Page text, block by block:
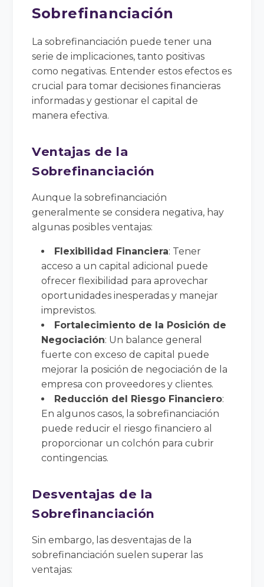
Sobrefinanciación
La sobrefinanciación puede tener una
serie de implicaciones, tanto positivas
como negativas. Entender estos efectos es
crucial para tomar decisiones financieras
informadas y gestionar el capital de
manera efectiva.
Ventajas de la
Sobrefinanciación
Aunque la sobrefinanciación
generalmente se considera negativa, hay
algunas posibles ventajas:
Flexibilidad Financiera: Tener
acceso a un capital adicional puede
ofrecer flexibilidad para aprovechar
oportunidades inesperadas y manejar
imprevistos.
Fortalecimiento de la Posición de
Negociación: Un balance general
fuerte con exceso de capital puede
mejorar la posición de negociación de la
empresa con proveedores y clientes.
Reducción del Riesgo Financiero:
En algunos casos, la sobrefinanciación
puede reducir el riesgo financiero al
proporcionar un colchón para cubrir
contingencias.
Desventajas de la
Sobrefinanciación
Sin embargo, las desventajas de la
sobrefinanciación suelen superar las
ventajas: